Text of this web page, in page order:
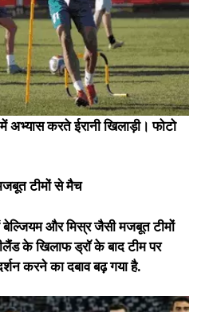
करते ईरानी खिलाड़ी। फोटो
टीमों से मैच
और मिस्र जैसी मजबूत टीमों
के खिलाफ ड्रॉ के बाद टीम पर
करने का दबाव बढ़ गया है.